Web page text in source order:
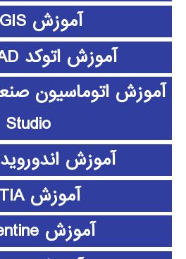
آموزش ArcGIS
آموزش اتوکد AUTOCAD
Studio
آموزش اندوروید android
آموزش CATIA
آموزش clementine